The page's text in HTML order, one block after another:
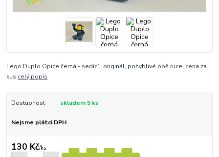
Lego Duplo Opice černá - sedící originál, pohyblivé obě ruce, cena za
kus celý popis
Dostupnost skladem 5 ks
Nejsme plátci DPH
130 Kč/ks